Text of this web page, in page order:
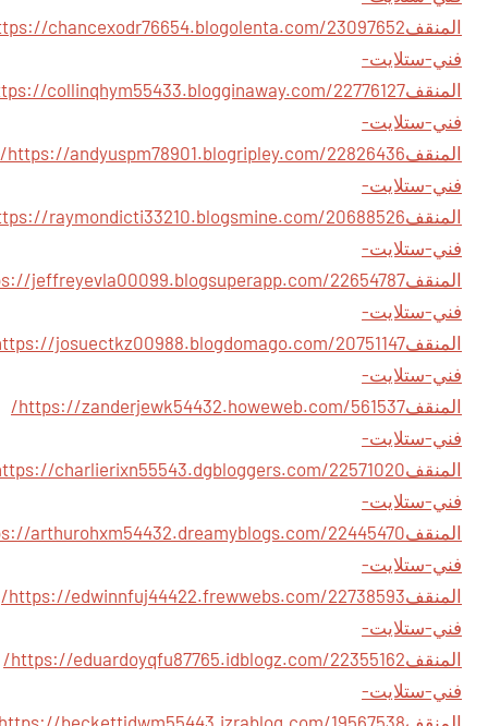
المنقف
فني-ستلايت-
المنقف
فني-ستلايت-
المنقف
https://andyuspm78901.blogripley.com/22826436/
فني-ستلايت-
المنقف
فني-ستلايت-
المنقف
فني-ستلايت-
المنقف
فني-ستلايت-
المنقف
https://zanderjewk54432.howeweb.com/561537/
فني-ستلايت-
المنقف
فني-ستلايت-
المنقف
فني-ستلايت-
المنقف
https://edwinnfuj44422.frewwebs.com/22738593/
فني-ستلايت-
المنقف
https://eduardoyqfu87765.idblogz.com/22355162/
فني-ستلايت-
المنقف